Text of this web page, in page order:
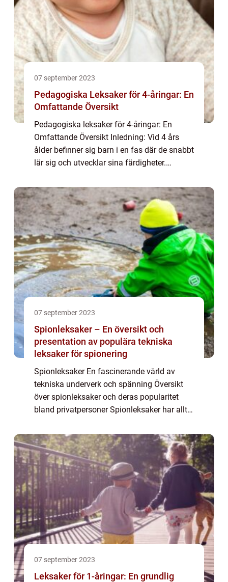
07 september 2023
Pedagogiska Leksaker för 4-åringar: En
Omfattande Översikt
Pedagogiska leksaker för 4-åringar: En
Omfattande Översikt Inledning: Vid 4 års
ålder befinner sig barn i en fas där de snabbt
lär sig och utvecklar sina färdigheter.
verktyg för att stödja barnets intellektuell...
07 september 2023
Spionleksaker – En översikt och
presentation av populära tekniska
leksaker för spionering
Spionleksaker En fascinerande värld av
tekniska underverk och spänning Översikt
över spionleksaker och deras popularitet
bland privatpersoner Spionleksaker har alltid
kunna agera som en hemlig agent, lösa
myst...
07 september 2023
Leksaker för 1-åringar: En grundlig